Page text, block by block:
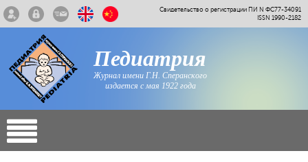
Свидетельство о регистрации ПИ N ФС77-34091
ISSN 1990-2182
Педиатрия
Журнал имени Г.Н. Сперанского
издается с мая 1922 года